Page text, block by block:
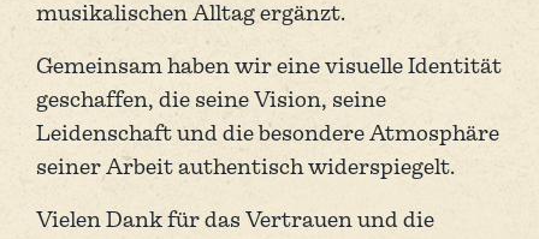
musikalischen Alltag ergänzt.
Gemeinsam haben wir eine visuelle Identität
geschaffen, die seine Vision, seine
Leidenschaft und die besondere Atmosphäre
seiner Arbeit authentisch widerspiegelt.
Vielen Dank für das Vertrauen und die